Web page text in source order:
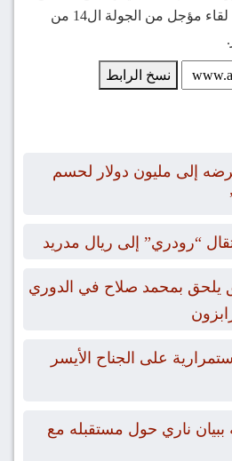
يوم الأربعاء الماضي في لقاء مؤجل من الجولة ال14 من
نسخ الرابط
إلى مليون دولار لحسم
“رودري” إلى ريال مدريد
يلحق بمحمد صلاح في الدوري
على الجناح الأيسر
ناري حول مستقبله مع